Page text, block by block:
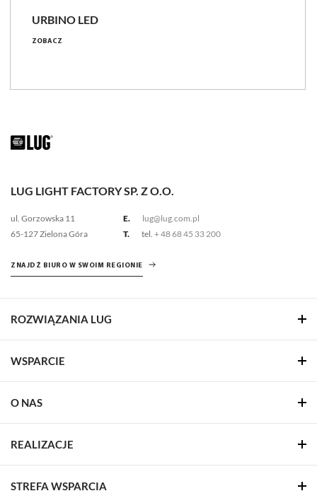
URBINO LED
ZOBACZ
LUG LIGHT FACTORY SP. Z O.O.
ul. Gorzowska 11
65-127 Zielona Góra
E.
lug@lug.com.pl
T.
tel. + 48 68 45 33 200
ZNAJDŹ BIURO W SWOIM REGIONIE
ROZWIĄZANIA LUG
WSPARCIE
O NAS
REALIZACJE
STREFA WSPARCIA